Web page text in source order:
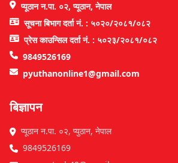
प्यूठान न.पा. ०२, प्यूठान, नेपाल
सूचना बिभाग दर्ता नं. : ५०२०/२०८१/०८२
प्रेस काउन्सिल दर्ता नं. : ५०२३/२०८१/०८२
9849526169
pyuthanonline1@gmail.com
बिज्ञापन
प्यूठान न.पा. ०२, प्युठान, नेपाल
9849526169